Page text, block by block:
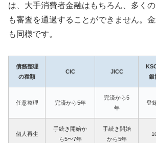
は、大手消費者金融はもちろん、多く
も審査を通過することができません。
も同様です。
債務整理
の種類
CIC JICC
銀
任意整理 完済から5年
完済から5
年
登
個人再生
手続き開始か
ら5〜7年
手続き開始
から5年